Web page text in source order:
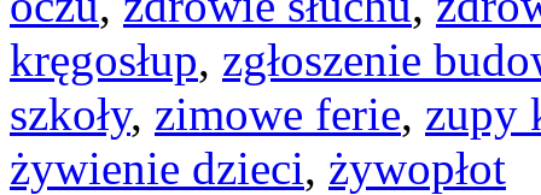
kręgosłup, zgłoszenie
szkoły, zimowe ferie, zupy
żywienie dzieci, żywopłot